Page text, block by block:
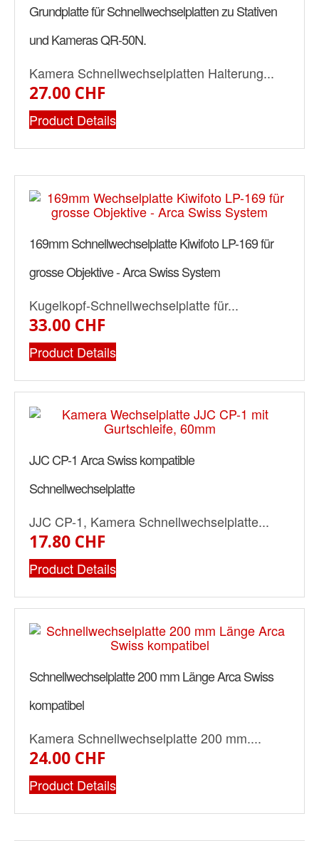
Grundplatte für Schnellwechselplatten zu Stativen
und Kameras QR-50N.
Kamera Schnellwechselplatten Halterung...
27.00 CHF
Product Details
169mm Schnellwechselplatte Kiwifoto LP-169 für
grosse Objektive - Arca Swiss System
Kugelkopf-Schnellwechselplatte für...
33.00 CHF
Product Details
JJC CP-1 Arca Swiss kompatible
Schnellwechselplatte
JJC CP-1, Kamera Schnellwechselplatte...
17.80 CHF
Product Details
Schnellwechselplatte 200 mm Länge Arca Swiss
kompatibel
Kamera Schnellwechselplatte 200 mm....
24.00 CHF
Product Details